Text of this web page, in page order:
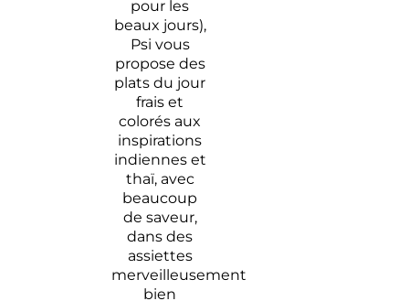
pour les
beaux jours),
Psi vous
propose des
plats du jour
frais et
colorés aux
inspirations
indiennes et
thaï, avec
beaucoup
de saveur,
dans des
assiettes
merveilleusement
bien